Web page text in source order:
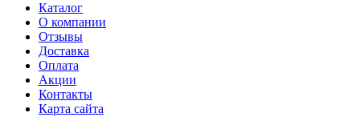
Каталог
О компании
Отзывы
Доставка
Оплата
Акции
Контакты
Карта сайта